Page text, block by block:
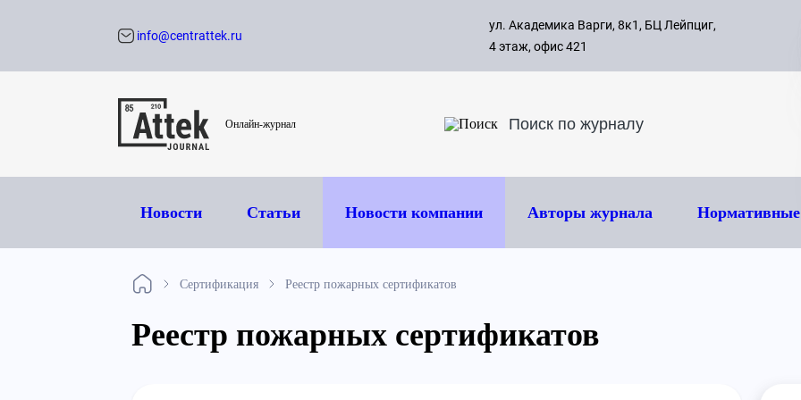
с 09:00
8 495
info@centrattek.ru
ул. Академика Варги, 8к1, БЦ Лейпциг,
4 этаж, офис 421
Онлайн-журнал
Новости Статьи Новости компании Авторы журнала
Сертификация Реестр пожарных сертификатов
Реестр пожарных сертификатов